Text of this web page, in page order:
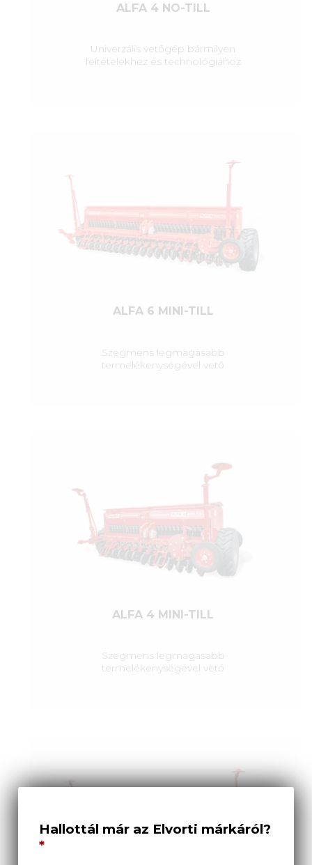
ALFA 4 NO-TILL
Univerzális vetőgép bármilyen
feltételekhez és technológiához
ALFA 6 MINI-TILL
Szegmens legmagasabb
termelékenységével vető
ALFA 4 MINI-TILL
Szegmens legmagasabb
termelékenységével vető
Hallottál már az Elvorti márkáról?